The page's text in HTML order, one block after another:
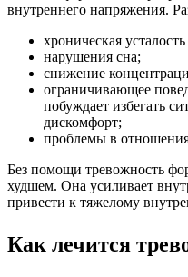
внутреннего напряжения.
хроническая
нарушения сна;
снижение
ограничивающее
побуждает избегать
дискомфорт;
проблемы в
Без помощи тревожность
худшем. Она усиливает
привести к тяжелому
Как лечится